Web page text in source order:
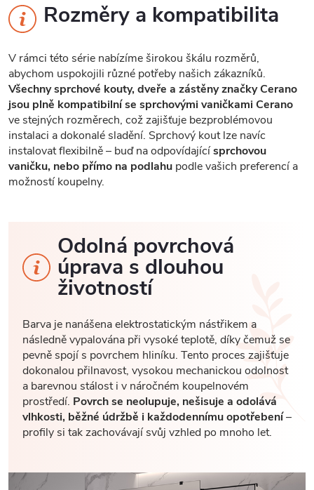
Rozměry a kompatibilita
V rámci této série nabízíme širokou škálu rozměrů,
abychom uspokojili různé potřeby našich zákazníků.
Všechny sprchové kouty, dveře a zástěny značky Cerano
jsou plně kompatibilní se sprchovými vaničkami Cerano
ve stejných rozměrech, což zajišťuje bezproblémovou
instalaci a dokonalé sladění. Sprchový kout lze navíc
instalovat flexibilně – buď na odpovídajícísprchovou
vaničku, nebo přímo na podlahu podle vašich preferencí a
možností koupelny.
Odolná povrchová
úprava s dlouhou
životností
Barva je nanášena elektrostatickým nástřikem a
následně vypalována při vysoké teplotě, díky čemuž se
pevně spojí s povrchem hliníku. Tento proces zajišťuje
dokonalou přilnavost, vysokou mechanickou odolnost
a barevnou stálost i v náročném koupelnovém
prostředí. Povrch se neolupuje, nešisuje a odolává
vlhkosti, běžné údržbě i každodennímu opotřebení–
profily si tak zachovávají svůj vzhled po mnoho let.